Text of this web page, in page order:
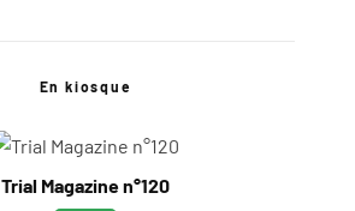
En kiosque
Trial Magazine n°120